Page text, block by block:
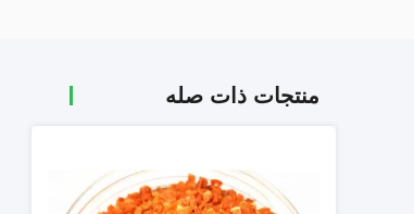
منتجات ذات صله